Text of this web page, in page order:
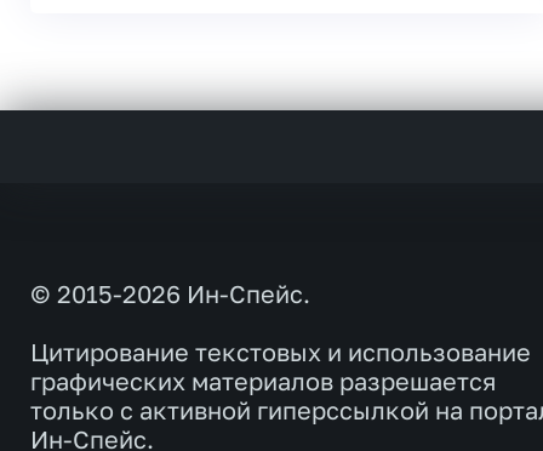
© 2015-2026 Ин-Спейс.
Цитирование текстовых и использование
графических материалов разрешается
только с активной гиперссылкой на
Ин-Спейс.